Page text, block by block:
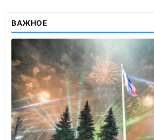
ВАЖНОЕ